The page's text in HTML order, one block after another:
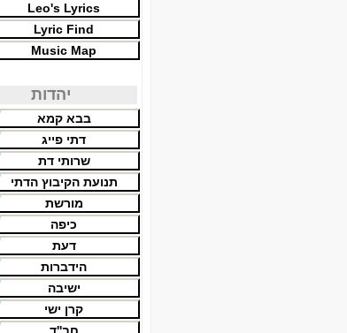
Leo's Lyrics
Lyric Find
Music Map
יהדות
בבא קמא
דתי פייג
שרותי דת
תנועת הקיבוץ הדתי
מורשת
כיפה
דעת
הידברות
ישיבה
קרן ישי